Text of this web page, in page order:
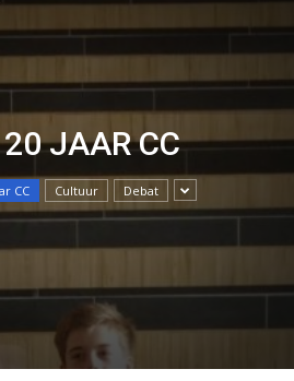
JAAR CC
CC Cultuur Debat